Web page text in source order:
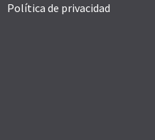
Política de privacidad